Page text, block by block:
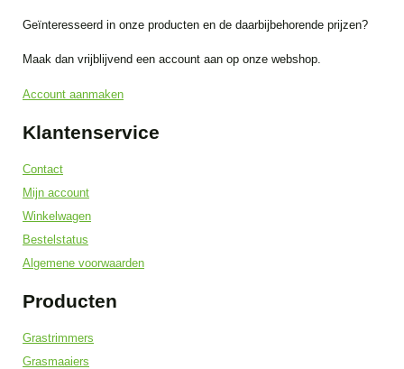
Geïnteresseerd in onze producten en de daarbijbehorende prijzen?
Maak dan vrijblijvend een account aan op onze webshop.
Account aanmaken
Klantenservice
Contact
Mijn account
Winkelwagen
Bestelstatus
Algemene voorwaarden
Producten
Grastrimmers
Grasmaaiers